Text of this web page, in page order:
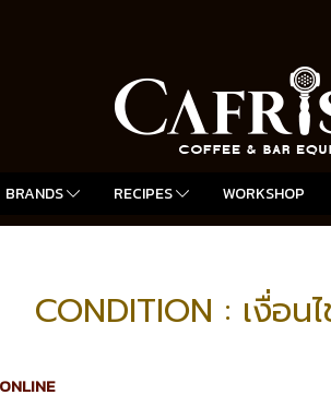
BRANDS RECIPES WORKSHOP
CONDITION : เงื่อน